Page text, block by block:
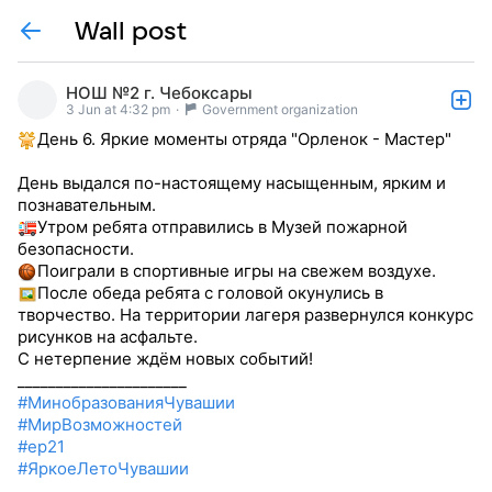
Wall post
НОШ №2 г. Чебоксары
3 Jun at 4:32 pm · Government organization
День 6. Яркие моменты отряда "Орленок - Мастер"
День выдался по-настоящему насыщенным, ярким и
познавательным.
Утром ребята отправились в Музей пожарной
безопасности.
Поиграли в спортивные игры на свежем воздухе.
После обеда ребята с головой окунулись в
творчество. На территории лагеря развернулся конкурс
рисунков на асфальте.
С нетерпение ждём новых событий!
#МинобразованияЧувашии
#МирВозможностей
#ер21
#ЯркоеЛетоЧувашии